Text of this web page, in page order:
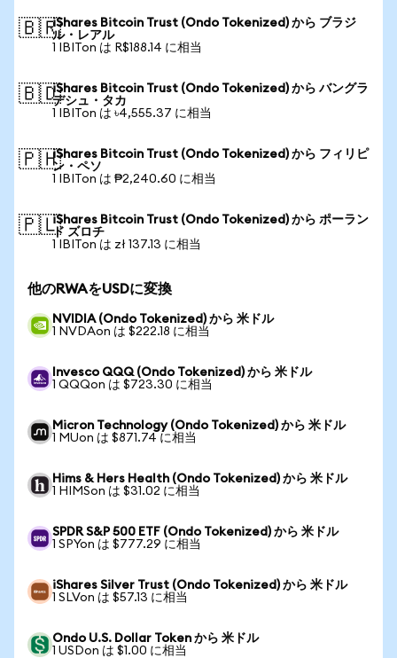
🇧🇷iShares Bitcoin Trust (Ondo Tokenized) から ブラジ
ル・レアル
1 IBITon は R$188.14 に相当
🇧🇩iShares Bitcoin Trust (Ondo Tokenized) から バングラ
デシュ・タカ
1 IBITon は ৳4,555.37 に相当
🇵🇭iShares Bitcoin Trust (Ondo Tokenized) から フィリピ
ン・ペソ
1 IBITon は ₱2,240.60 に相当
🇵🇱iShares Bitcoin Trust (Ondo Tokenized) から ポーラン
ド ズロチ
1 IBITon は zł 137.13 に相当
他のRWAをUSDに変換
NVIDIA (Ondo Tokenized) から 米ドル
1 NVDAon は $222.18 に相当
Invesco QQQ (Ondo Tokenized) から 米ドル
1 QQQon は $723.30 に相当
Micron Technology (Ondo Tokenized) から 米ドル
1 MUon は $871.74 に相当
Hims & Hers Health (Ondo Tokenized) から 米ドル
1 HIMSon は $31.02 に相当
SPDR S&P 500 ETF (Ondo Tokenized) から 米ドル
1 SPYon は $777.29 に相当
iShares Silver Trust (Ondo Tokenized) から 米ドル
1 SLVon は $57.13 に相当
Ondo U.S. Dollar Token から 米ドル
1 USDon は $1.00 に相当